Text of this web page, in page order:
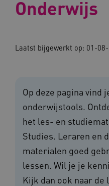
Onderwijs
Laatst bijgewerkt op: 01-
Op deze pagina vind
onderwijstools.
het les- en
Studies. Leraren en
materialen goed
lessen. Wil je je
Kijk dan ook naar de